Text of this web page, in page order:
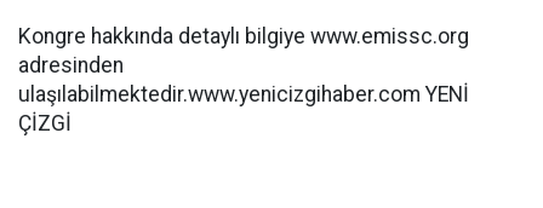
Kongre hakkında detaylı bilgiye www.emissc.org
adresinden
ulaşılabilmektedir.www.yenicizgihaber.com YENİ
ÇİZGİ